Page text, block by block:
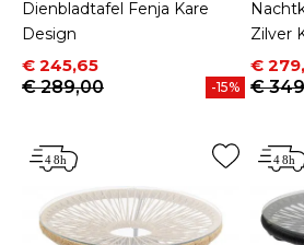
Dienbladtafel Fenja Kare
Design
Prijs
€ 245,65
Normale prijs
€ 289,00
-15%
Zilver
Prijs
€
€